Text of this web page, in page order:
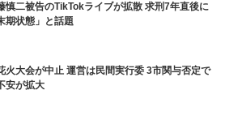
慎二被告のTikTokライブが拡散 求刑7年直後に
期状態」と話題
火大会が中止 運営は民間実行委 3市関与否定で
安が拡大